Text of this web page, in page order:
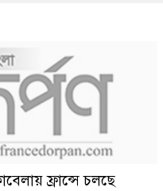
ফ্রান্সে চলছে